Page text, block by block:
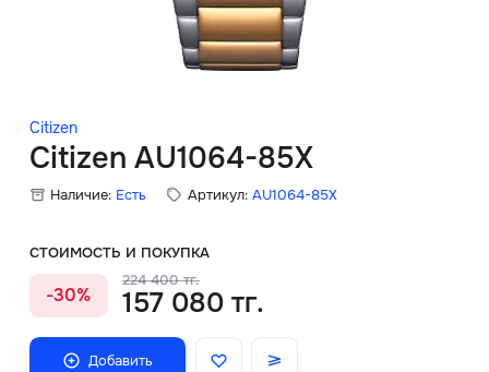
Citizen
Citizen AU1064-85X
Наличие: Есть Артикул: AU1064-85X
СТОИМОСТЬ И ПОКУПКА
-30%
224 400 тг.
157 080 тг.
Добавить
Женские часы
Скидки
Главная
О нас
Доставка и оплата
Блог